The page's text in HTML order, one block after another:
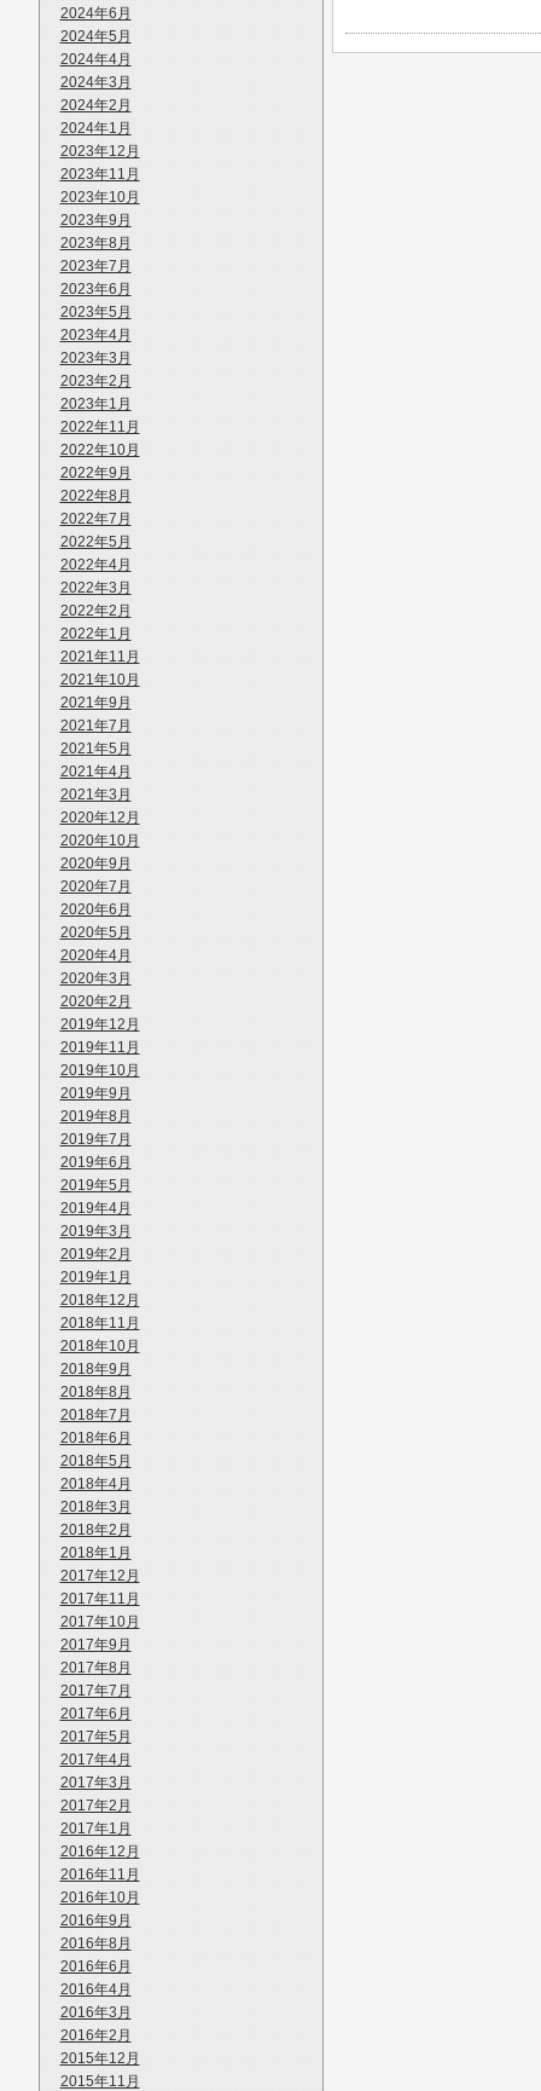
2024年6月
2024年5月
2024年4月
2024年3月
2024年2月
2024年1月
2023年12月
2023年11月
2023年10月
2023年9月
2023年8月
2023年7月
2023年6月
2023年5月
2023年4月
2023年3月
2023年2月
2023年1月
2022年11月
2022年10月
2022年9月
2022年8月
2022年7月
2022年5月
2022年4月
2022年3月
2022年2月
2022年1月
2021年11月
2021年10月
2021年9月
2021年7月
2021年5月
2021年4月
2021年3月
2020年12月
2020年10月
2020年9月
2020年7月
2020年6月
2020年5月
2020年4月
2020年3月
2020年2月
2019年12月
2019年11月
2019年10月
2019年9月
2019年8月
2019年7月
2019年6月
2019年5月
2019年4月
2019年3月
2019年2月
2019年1月
2018年12月
2018年11月
2018年10月
2018年9月
2018年8月
2018年7月
2018年6月
2018年5月
2018年4月
2018年3月
2018年2月
2018年1月
2017年12月
2017年11月
2017年10月
2017年9月
2017年8月
2017年7月
2017年6月
2017年5月
2017年4月
2017年3月
2017年2月
2017年1月
2016年12月
2016年11月
2016年10月
2016年9月
2016年8月
2016年6月
2016年4月
2016年3月
2016年2月
2015年12月
2015年11月